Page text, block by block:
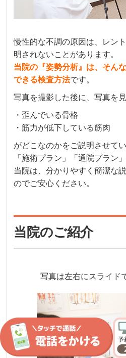
慢性的な不調の原因は、レン
明されないことがあります。
当院の『姿勢分析』は、そん
できる検査方法です。
写真を撮影した後に、写真を
・歪んでいる骨格
・筋力が低下している筋肉
がどこなのかをご説明させて
「施術プラン」「通院プラン
当院は、分かりやすく簡潔な
のでご安心ください。
当院のご紹介
写真は左右にスライド